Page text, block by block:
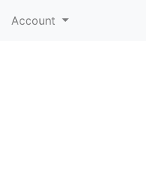
Account